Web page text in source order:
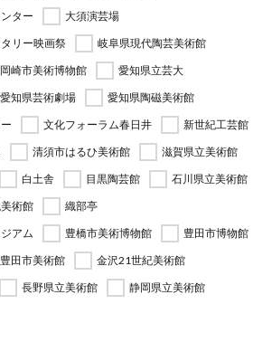
ター
大須演芸場
リー映画祭
岐阜県現代陶芸美術館
岡崎市美術博物館
愛知県立芸大
愛知県芸術劇場
愛知県陶磁美術館
文化フォーラム春日井
新世紀工芸館
清須市はるひ美術館
滋賀県立美術館
白土舎 目黒陶芸館
石川県立美術館
術館
織部亭
アム
豊橋市美術博物館
豊田市博物館
豊田市美術館
金沢21世紀美術館
長野県立美術館 静岡県立美術館